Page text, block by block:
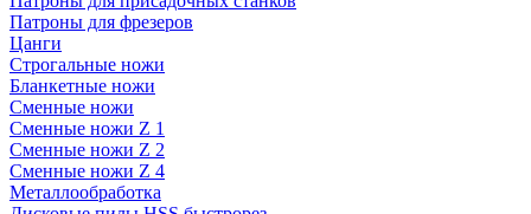
Патроны для фрезеров
Цанги
Строгальные ножи
Бланкетные ножи
Сменные ножи
Сменные ножи Z 1
Сменные ножи Z 2
Сменные ножи Z 4
Металлообработка